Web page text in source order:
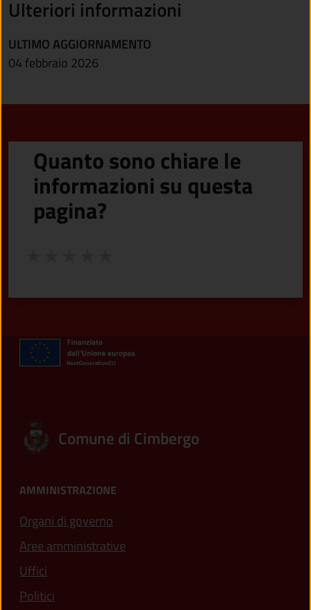
Ulteriori informazioni
ULTIMO AGGIORNAMENTO
04 febbraio 2026
Quanto sono chiare le
informazioni su questa
pagina?
Comune di Cimbergo
AMMINISTRAZIONE
Organi di governo
Aree amministrative
Uffici
Politici